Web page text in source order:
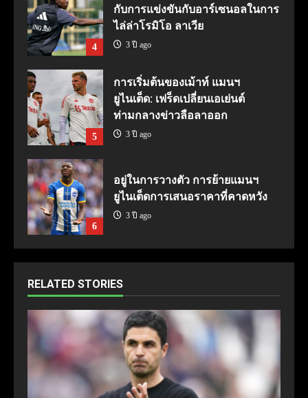
4
กับการแข่งขันกับอาร์เซนอลในการ
ไล่ล่าโรมิโอ ลาเวีย
3 ปี ago
5
การเริ่มต้นของเม้าท์ แมนฯ
ยูไนเต็ด: เฟร็ดเปลี่ยนเอเย่นต์
ท่ามกลางข่าวลือลาออก
3 ปี ago
6
อยู่ในการวางตัว การย้ายแมนฯ
ยูไนเต็ดการเสนอราคาที่คาดหวัง
3 ปี ago
RELATED STORIES